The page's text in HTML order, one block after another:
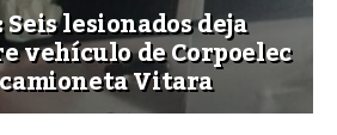
lesionados deja
vehículo de Corpoelec
Vitara